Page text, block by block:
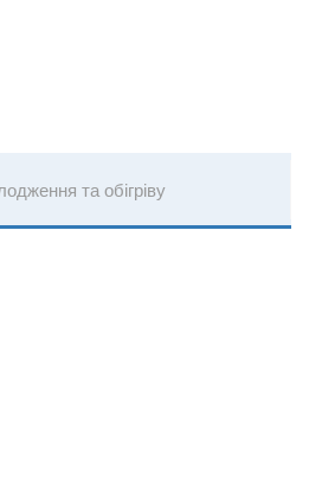
та обігріву